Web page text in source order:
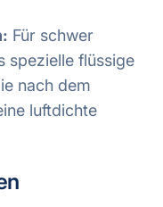
Für schwer
spezielle flüssige
nach dem
luftdichte